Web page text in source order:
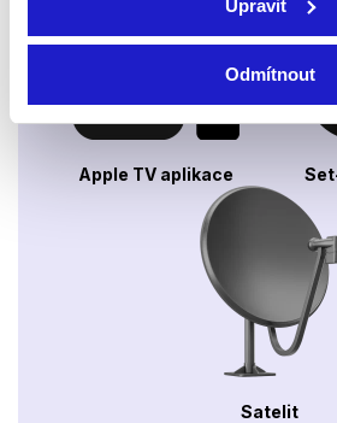
Upravit
Odmítnout
Apple TV aplikace
Satelit